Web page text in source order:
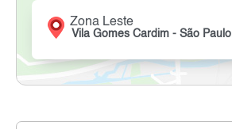
Zona Leste
Vila Gomes Cardim - São Paulo